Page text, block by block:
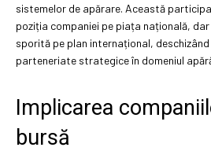
sistemelor de apărare. Această
poziția companiei pe piața națională,
sporită pe plan internațional,
parteneriate strategice în domeniul
Implicarea
bursă